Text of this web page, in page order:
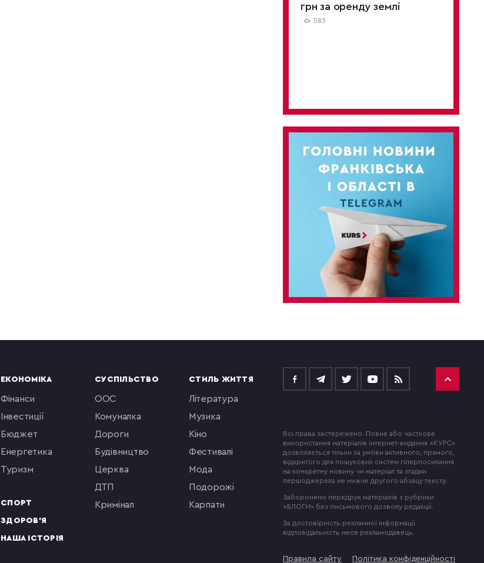
грн за оренду землі
583
ЕКОНОМІКА
фінанси
інвестиції
бюджет
енергетика
туризм
СПОРТ
ЗДОРОВ'Я
НАША ІСТОРІЯ
СУСПІЛЬСТВО
ООС
комуналка
Дороги
будівництво
церква
ДТП
кримінал
СТИЛЬ ЖИТТЯ
література
музика
кіно
фестивалі
мода
подорожі
Карпати
Всі права застережено. Повне або часткове
використання матеріалів інтернет-видання «КУРС»
дозволяється тільки за умови активного, прямого,
відкритого для пошукових систем гіперпосилання
на конкретну новину чи матеріал та згадки
першоджерела не нижче другого абзацу тексту.
Заборонено передрук матеріалів з рубрики
«БЛОГИ» без письмового дозволу редакції.
За достовірність рекламної інформації
відповідальність несе рекламодавець.
Правила сайту Політика конфіденційності